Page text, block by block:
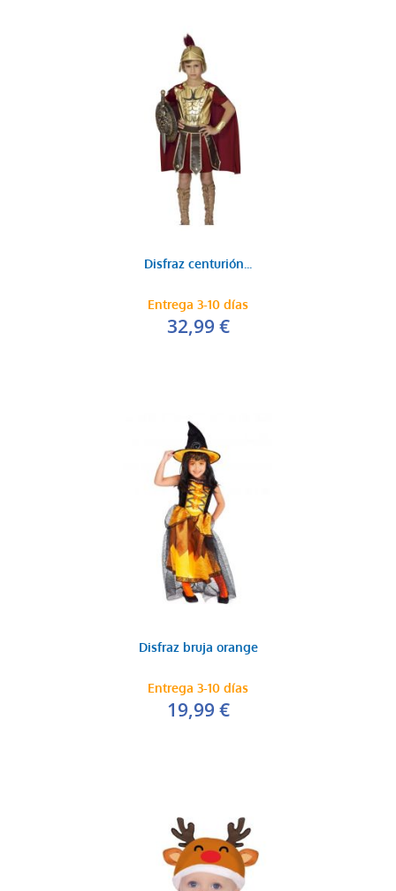
Disfraz centurión...
Entrega 3-10 días
32,99 €
Disfraz bruja orange
Entrega 3-10 días
19,99 €